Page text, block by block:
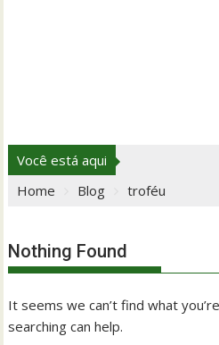
Você está aqui
Home
Blog troféu
Nothing Found
It seems we can’t find what
searching can help.